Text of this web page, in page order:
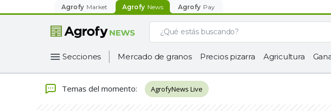
Agrofy Market Agrofy News Agrofy Pay
Secciones Mercado de granos Precios pizarra Agricultura
Temas del momento: AgrofyNews Live